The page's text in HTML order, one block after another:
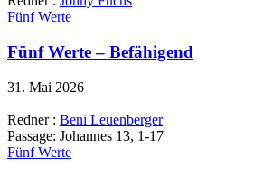
Fünf Werte
Fünf Werte – Befähigend
31. Mai 2026
Redner : Beni Leuenberger
Passage: Johannes 13, 1-17
Fünf Werte